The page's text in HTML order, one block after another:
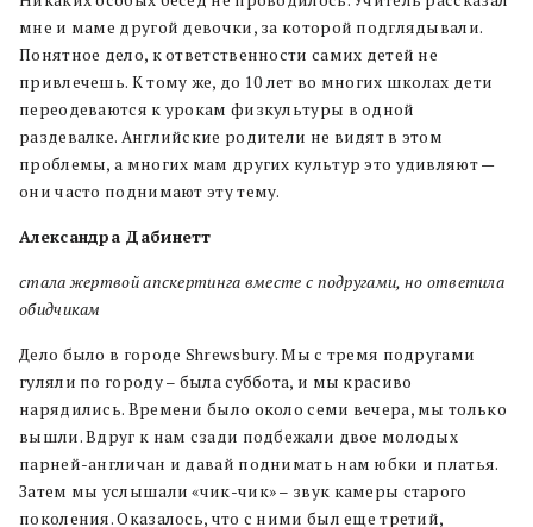
мне и маме другой девочки, за которой подглядывали.
Понятное дело, к ответственности самих детей не
привлечешь. К тому же, до 10 лет во многих школах дети
переодеваются к урокам физкультуры в одной
раздевалке. Английские родители не видят в этом
проблемы, а многих мам других культур это удивляют —
они часто поднимают эту тему.
Александра Дабинетт
стала жертвой апскертинга вместе с подругами, но ответила
обидчикам
Дело было в городе Shrewsbury. Мы с тремя подругами
гуляли по городу – была суббота, и мы красиво
нарядились. Времени было около семи вечера, мы только
вышли. Вдруг к нам сзади подбежали двое молодых
парней-англичан и давай поднимать нам юбки и платья.
Затем мы услышали «чик-чик» – звук камеры старого
поколения. Оказалось, что с ними был еще третий,